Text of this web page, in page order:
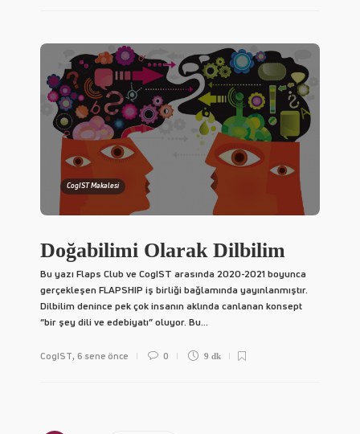
CogIST Makalesi
Doğabilimi Olarak Dilbilim
Bu yazı Flaps Club ve CogIST arasında 2020-2021 boyunca
gerçekleşen FLAPSHIP iş birliği bağlamında yayınlanmıştır.
Dilbilim denince pek çok insanın aklında canlanan konsept
“bir şey dili ve edebiyatı” oluyor. Bu...
CogIST, 6 sene önce 0 9 dk